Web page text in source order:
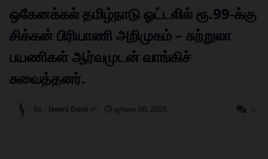
ஒகேனக்கல் தமிழ்நாடு ஓட்டலில் ரூ.99-க்கு
சிக்கன் பிரியாணி அறிமுகம் – சுற்றுலா
பயணிகள் ஆர்வமுடன் வாங்கிச்
சுவைத்தனர்.
News Desk ✅ ஜூலை 08, 2026 0